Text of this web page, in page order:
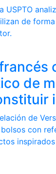
USPTO
de
de
de
con